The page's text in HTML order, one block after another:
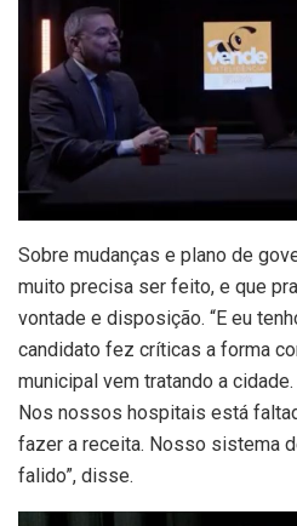
Sobre mudanças e plano de
muito precisa ser feito, e que
vontade e disposição. “E eu
candidato fez críticas a forma
municipal vem tratando a
Nos nossos hospitais está
fazer a receita. Nosso sistema
falido”, disse.